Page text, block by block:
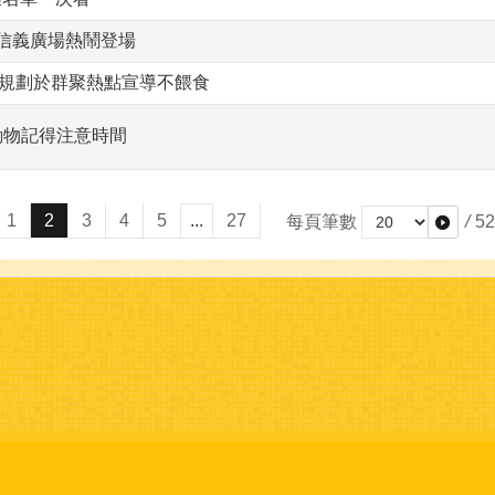
義廣場熱鬧登場
劃於群聚熱點宣導不餵食
記得注意時間
1 2 3 4 5 ... 27 每頁筆數 /